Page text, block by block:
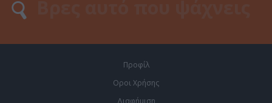
Προφίλ
Οροι Χρήσης
Διαφήμιση